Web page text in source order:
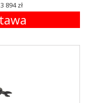
894 zł